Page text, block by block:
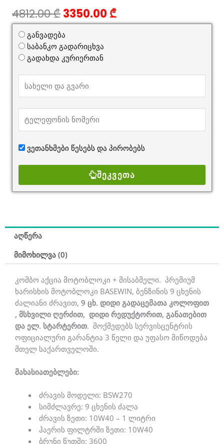
4812.00₾Original
price
was:
4812.00 ₾.
3350.00 ₾Current
price
განვადება
საბანკო გადარიცხვა
გადახდა კურიერთან
ვეთანხმები წესებს და პირობებს
ᲨᲔᲙᲕᲔᲗᲐ
აღწერა
მიმოხილვა (0)
კომბო აქცია მოტობლოკი + მისაბმელი. პრემიუმ
ხარისხის მოტობლოკი BASEWIN, ბენზინის 9 ცხენის
ძალიანი ძრავით, 9 ცხ. დიდი გადაცემათა კოლოფით
, მსხვილი ღერძით, დიდი რედუქტორით, განათებით
და ელ. სტარტერით. მოქმედებს სერვისცენტრის
ოფიციალური გარანტია 3 წელი და უფასო მიწოდება
მთელ საქართველოში.
მახასიათებლები:
ძრავის მოდელი: BSW270
სიმძლავრე: 9 ცხენის ძალა
ძრავის ზეთი: 10W40 – 1 ლიტრი
ჰაერის ფილტრში ზეთი: 10W40
ბრუნი წუთში: 3600